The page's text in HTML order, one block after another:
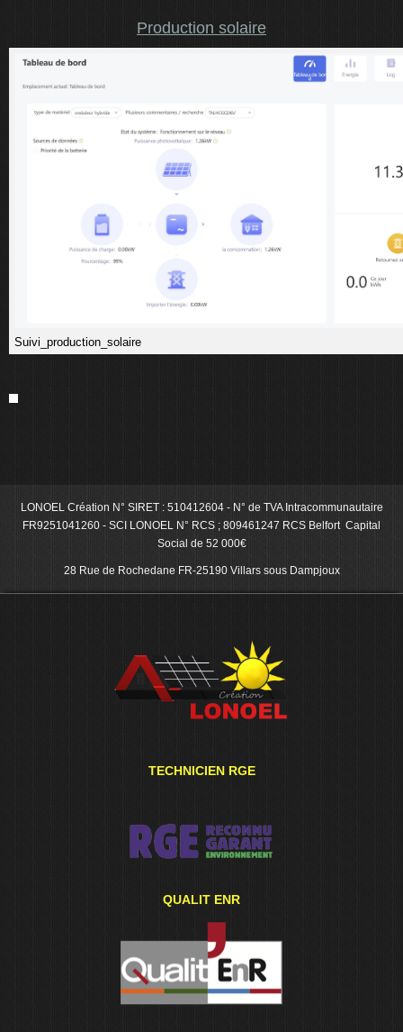
Production solaire
Suivi_production_solaire
LONOEL Création N° SIRET : 510412604 - N° de TVA Intracommunautaire
FR9251041260 - SCI LONOEL N° RCS ; 809461247 RCS Belfort Capital
Social de 52 000€
28 Rue de Rochedane FR-25190 Villars sous Dampjoux
TECHNICIEN RGE
QUALIT ENR